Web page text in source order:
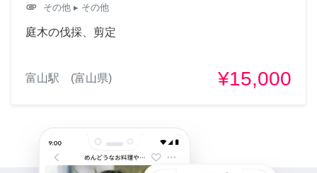
attachment その他 ▸ その他
庭木の伐採、剪定
富山駅 (富山県) ¥15,000